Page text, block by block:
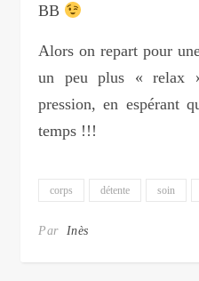
BB
Alors on repart pour
un peu plus « relax
pression, en espérant
temps !!!
corps détente soin
Par Inès